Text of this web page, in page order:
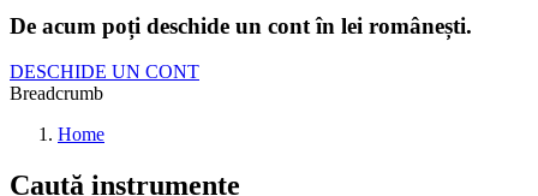
De acum poți deschide un cont în lei românești.
DESCHIDE UN CONT
Breadcrumb
Home
Caută instrumente